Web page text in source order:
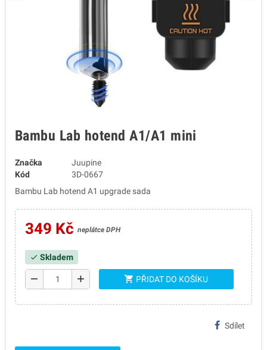
Bambu Lab hotend A1/A1 mini
Značka
Juupine
Kód
3D-0667
Bambu Lab hotend A1 upgrade sada
349 Kč neplátce DPH
check Skladem
remove add shopping_cart PŘIDAT DO KOŠÍKU
Sdílet